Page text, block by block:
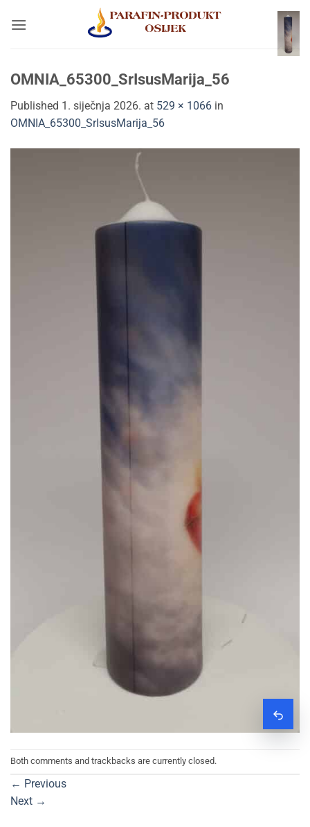
OMNIA_65300_SrIsusMarija_56
Published 1. siječnja 2026. at 529 × 1066 in
OMNIA_65300_SrIsusMarija_56
Both comments and trackbacks are currently closed.
← Previous
Next →